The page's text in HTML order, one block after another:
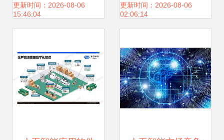
作，共拓工业软件
更新时间：2026-08-06
15:46:04
2026引领应用软件
更新时间：2026-08-06
02:06:14